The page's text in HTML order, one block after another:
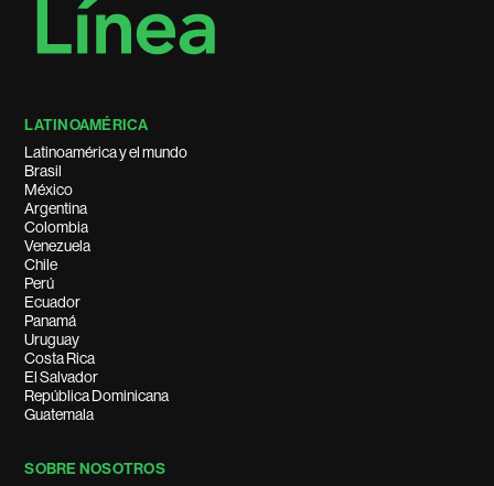
LATINOAMÉRICA
Latinoamérica y el mundo
Brasil
México
Argentina
Colombia
Venezuela
Chile
Perú
Ecuador
Panamá
Uruguay
Costa Rica
El Salvador
República Dominicana
Guatemala
SOBRE NOSOTROS